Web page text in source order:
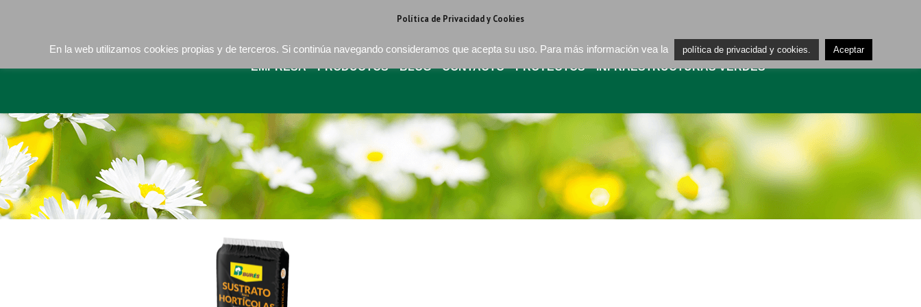
EMPRESA PRODUCTOS BLOG CONTACTO PROYECTOS INFRAESTRUCTURAS VERDES
Política de Privacidad y Cookies
En la web utilizamos cookies propias y de terceros. Si continúa navegando consideramos que acepta su uso. Para más información vea la política de privacidad y cookies. Aceptar